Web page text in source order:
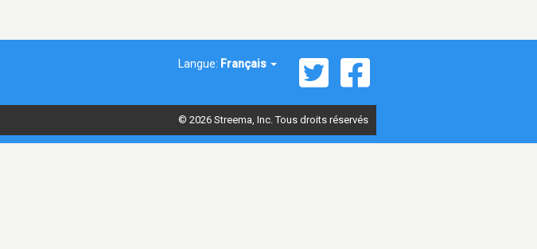
Langue: Français
© 2026 Streema, Inc. Tous droits réservés